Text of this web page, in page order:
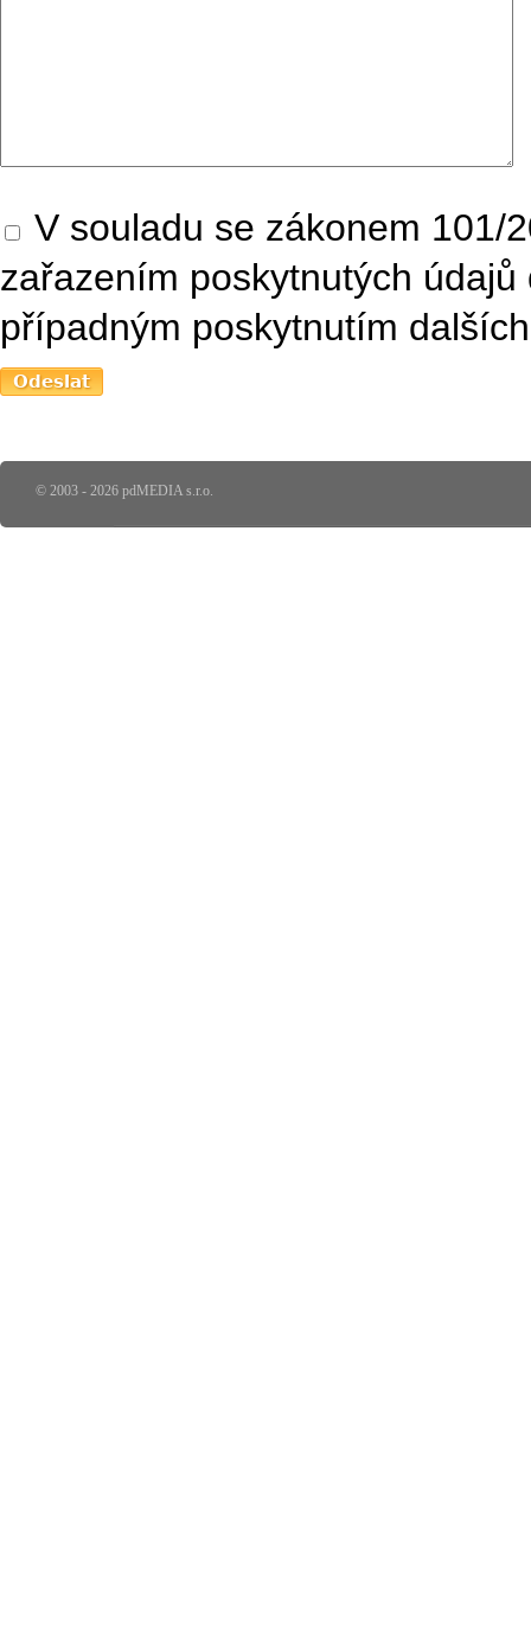
V souladu se zákonem 101/
zařazením poskytnutých
případným poskytnutím
© 2003 - 2026 pdMEDIA s.r.o.